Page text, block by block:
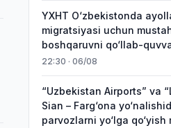
YXHT O‘zbekistonda
migratsiyasi uchun
boshqaruvni qo‘llab-
22:30 · 06/08
“Uzbekistan Airports” va
Sian – Farg‘ona
parvozlarni yo‘lga qo‘yish